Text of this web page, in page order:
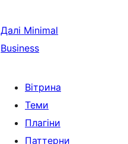
Далі Minimal
Business
Вітрина
Теми
Плагіни
Паттерни